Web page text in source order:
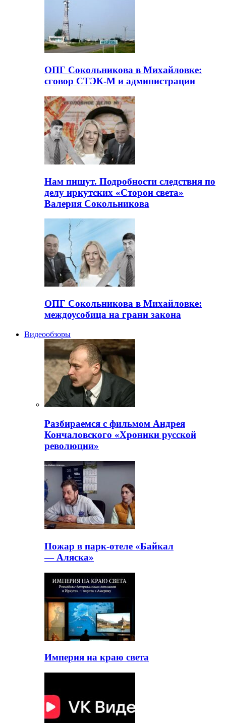
ОПГ Сокольникова в Михайловке:
сговор СТЭК-М и администрации
Нам пишут. Подробности следствия по
делу иркутских «Сторон света»
Валерия Сокольникова
ОПГ Сокольникова в Михайловке:
междоусобица на грани закона
Видеообзоры
Разбираемся с фильмом Андрея
Кончаловского «Хроники русской
революции»
Пожар в парк-отеле «Байкал
— Аляска»
Империя на краю света